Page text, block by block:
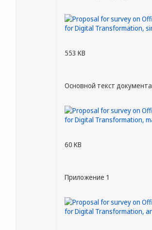
553 KB
Основной текст документа
60 KB
Приложение 1